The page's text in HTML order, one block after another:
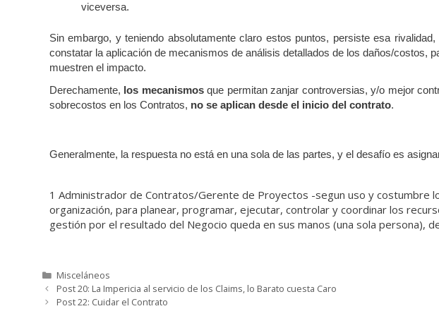
viceversa.
Sin embargo, y teniendo absolutamente claro estos puntos, persiste esa
constatar la aplicación de mecanismos de análisis detallados de los daños/
muestren el impacto.
Derechamente, los mecanismosque permitan zanjar controversias, y/o mejor
sobrecostos en los Contratos, no se aplican desde el inicio del contrato.
Generalmente, la respuesta no está en una sola de las partes, y el desafío es
1 Administrador de Contratos/Gerente de Proyectos -segun uso y costumbre
organización, para planear, programar, ejecutar, controlar y coordinar los
gestión por el resultado del Negocio queda en sus manos (una sola persona),
Misceláneos
Post 20: La Impericia al servicio de los Claims, lo Barato cuesta Caro
Post 22: Cuidar el Contrato